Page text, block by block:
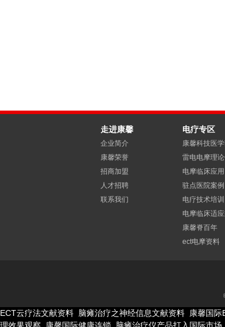
走进康馨
企业简介
康馨荣誉
招商加盟
人才招聘
联系我们
电疗专区
康馨科技医
雷电电摩理
电摩临床应用
驻点医院案例
电疗技术培训
电摩临床适
康馨脊百年
ect电摩资料
ECT云疗法文献资料 脑瘫治疗之神经信息文献资料 康馨国际